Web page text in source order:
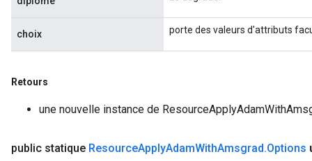
choix porte des valeurs d'attributs
Retours
une nouvelle instance de
public statique ResourceApplyAdamWithAmsgrad.Options